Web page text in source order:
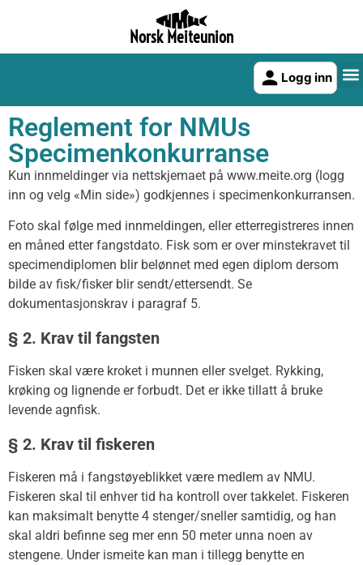
Norsk Meiteunion
Logg inn
Reglement for NMUs
Specimenkonkurranse
Kun innmeldinger via nettskjemaet på www.meite.org (logg
inn og velg «Min side») godkjennes i specimenkonkurransen.
Foto skal følge med innmeldingen, eller etterregistreres innen
en måned etter fangstdato. Fisk som er over minstekravet til
specimendiplomen blir belønnet med egen diplom dersom
bilde av fisk/fisker blir sendt/ettersendt. Se
dokumentasjonskrav i paragraf 5.
§ 2. Krav til fangsten
Fisken skal være kroket i munnen eller svelget. Rykking,
krøking og lignende er forbudt. Det er ikke tillatt å bruke
levende agnfisk.
§ 2. Krav til fiskeren
Fiskeren må i fangstøyeblikket være medlem av NMU.
Fiskeren skal til enhver tid ha kontroll over takkelet. Fiskeren
kan maksimalt benytte 4 stenger/sneller samtidig, og han
skal aldri befinne seg mer enn 50 meter unna noen av
stengene. Under ismeite kan man i tillegg benytte en